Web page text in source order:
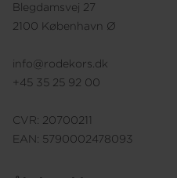
Blegdamsvej 27
2100 København Ø
info@rodekors.dk
+45 35 25 92 00
CVR: 20700211
EAN: 5790002478093